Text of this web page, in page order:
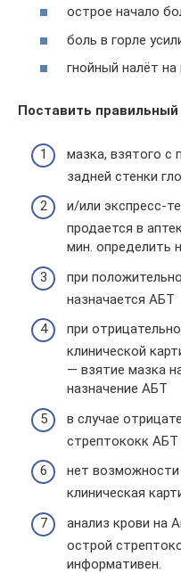
острое начало
боль в горле
гнойный налёт
Поставить
мазка, взятого с
задней стенки
и/или экспресс-
продается в
мин. определить
при
назначается АБТ
при
клинической
— взятие мазка
назначение АБТ
в случае
стрептококк
нет
клиническая
анализ крови на
острой
информативен.